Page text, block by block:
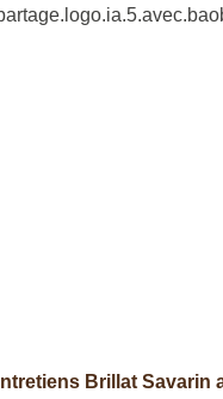
Brillat Savarin